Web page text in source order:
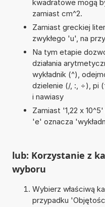
kwadratowe mogą
zamiast cm^2.
Zamiast greckiej
zwykłego 'u', na
Na tym etapie
działania
wykładnik (^),
dzielenie (/, :, ÷), pi
i nawiasy
Zamiast '1,22 x
'e' oznacza
lub: Korzystanie z
wyboru
Wybierz właściwą
przypadku '